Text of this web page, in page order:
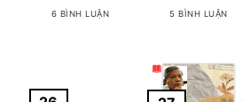
6 BÌNH LUẬN 5 BÌNH LUẬN